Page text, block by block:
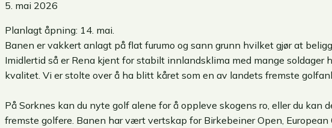
5. mai 2026
Planlagt åpning: 14. mai.
Banen er vakkert anlagt på flat furumo og sann grunn hvilket gjør at
Imidlertid så er Rena kjent for stabilt innlandsklima med mange
kvalitet. Vi er stolte over å ha blitt kåret som en av landets fremste
På Sorknes kan du nyte golf alene for å oppleve skogens ro, eller du
fremste golfere. Banen har vært vertskap for Birkebeiner Open,